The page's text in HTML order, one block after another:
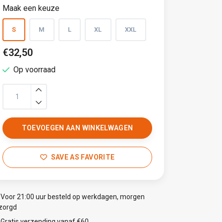
Maak een keuze
S M L XL XXL
€32,50
Op voorraad
TOEVOEGEN AAN WINKELWAGEN
SAVE AS FAVORITE
Voor 21:00 uur besteld op werkdagen, morgen